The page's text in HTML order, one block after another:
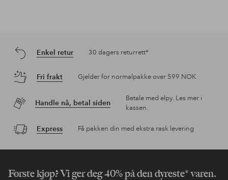
Enkel retur 30 dagers returrett*
Fri frakt Gjelder for normalpakke over 599 NOK
Handle nå, betal siden
Betale med elpy. Les mer i
kassen.
Express Få pakken din med ekstra rask levering
Første kjøp? Vi ger deg 40% på den dyreste* varen.